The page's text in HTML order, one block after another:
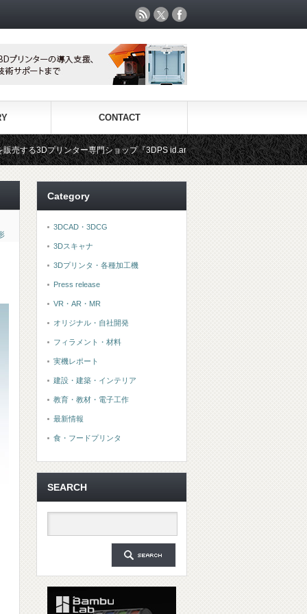
CONTACT
ョップ『3DPS id.arts』 3Dプリンタ用材料専門ショップ『3DFS
Category
3DCAD・3DCG
3Dスキャナ
3Dプリンタ・各種加工機
Press release
VR・AR・MR
オリジナル・自社開発
フィラメント・材料
実機レポート
建設・建築・インテリア
教育・教材・電子工作
最新情報
食・フードプリンタ
SEARCH